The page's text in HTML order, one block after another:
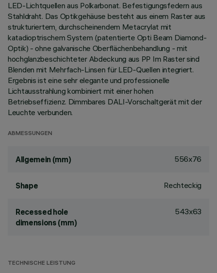
LED-Lichtquellen aus Polkarbonat. Befestigungsfedern aus
Stahldraht. Das Optikgehäuse besteht aus einem Raster aus
strukturiertem, durchscheinendem Metacrylat mit
katadioptrischem System (patentierte Opti Beam Diamond-
Optik) - ohne galvanische Oberflächenbehandlung - mit
hochglanzbeschichteter Abdeckung aus PP Im Raster sind
Blenden mit Mehrfach-Linsen für LED-Quellen integriert.
Ergebnis ist eine sehr elegante und professionelle
Lichtausstrahlung kombiniert mit einer hohen
Betriebseffizienz. Dimmbares DALI-Vorschaltgerät mit der
Leuchte verbunden.
ABMESSUNGEN
Allgemein (mm) 556x76
Shape Rechteckig
Recessed hole
dimensions (mm)
543x63
TECHNISCHE LEISTUNG